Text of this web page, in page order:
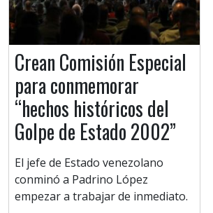
Crean Comisión Especial
para conmemorar
“hechos históricos del
Golpe de Estado 2002”
El jefe de Estado venezolano
conminó a Padrino López
empezar a trabajar de inmediato.